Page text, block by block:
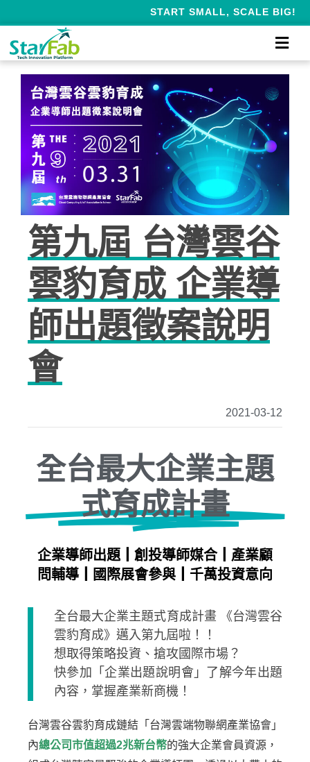
START SMALL, SCALE BIG!
第九屆 台灣雲谷
雲豹育成 企業導
師出題徵案說明
會
2021-03-12
全台最大企業主題
式育成計畫
企業導師出題┃創投導師媒合┃產業顧
問輔導┃國際展會參與┃千萬投資意向
全台最大企業主題式育成計畫 《台灣雲谷
雲豹育成》邁入第九屆啦！！
想取得策略投資、搶攻國際市場？
快參加「企業出題說明會」了解今年出題
內容，掌握產業新商機！
台灣雲谷雲豹育成鏈結「台灣雲端物聯網產業協會」
內總公司市值超過2兆新台幣的強大企業會員資源，